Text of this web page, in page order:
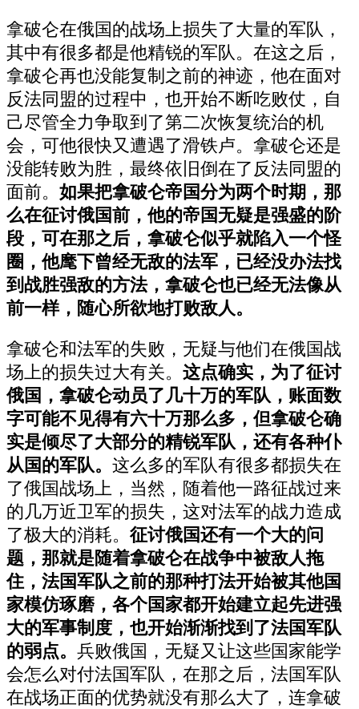
拿破仑在俄国的战场上损失了大量的军队，
其中有很多都是他精锐的军队。在这之后，
拿破仑再也没能复制之前的神迹，他在面对
反法同盟的过程中，也开始不断吃败仗，自
己尽管全力争取到了第二次恢复统治的机
会，可他很快又遭遇了滑铁卢。拿破仑还是
没能转败为胜，最终依旧倒在了反法同盟的
面前。 如果把拿破仑帝国分为两个时期，那
么在征讨俄国前，他的帝国无疑是强盛的阶
段，可在那之后，拿破仑似乎就陷入一个怪
圈，他麾下曾经无敌的法军，已经没办法找
到战胜强敌的方法，拿破仑也已经无法像从
前一样，随心所欲地打败敌人。
拿破仑和法军的失败，无疑与他们在俄国战
场上的损失过大有关。 这点确实，为了征讨
俄国，拿破仑动员了几十万的军队，账面数
字可能不见得有六十万那么多，但拿破仑确
实是倾尽了大部分的精锐军队，还有各种仆
从国的军队。 这么多的军队有很多都损失在
了俄国战场上，当然，随着他一路征战过来
的几万近卫军的损失，这对法军的战力造成
了极大的消耗。 征讨俄国还有一个大的问
题，那就是随着拿破仑在战争中被敌人拖
住，法国军队之前的那种打法开始被其他国
家模仿琢磨，各个国家都开始建立起先进强
大的军事制度，也开始渐渐找到了法国军队
的弱点。 兵败俄国，无疑又让这些国家能学
会怎么对付法国军队，在那之后，法国军队
在战场正面的优势就没有那么大了，连拿破